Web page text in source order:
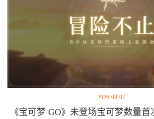
2026-08-07
《宝可梦 GO》未登场宝可梦数量首